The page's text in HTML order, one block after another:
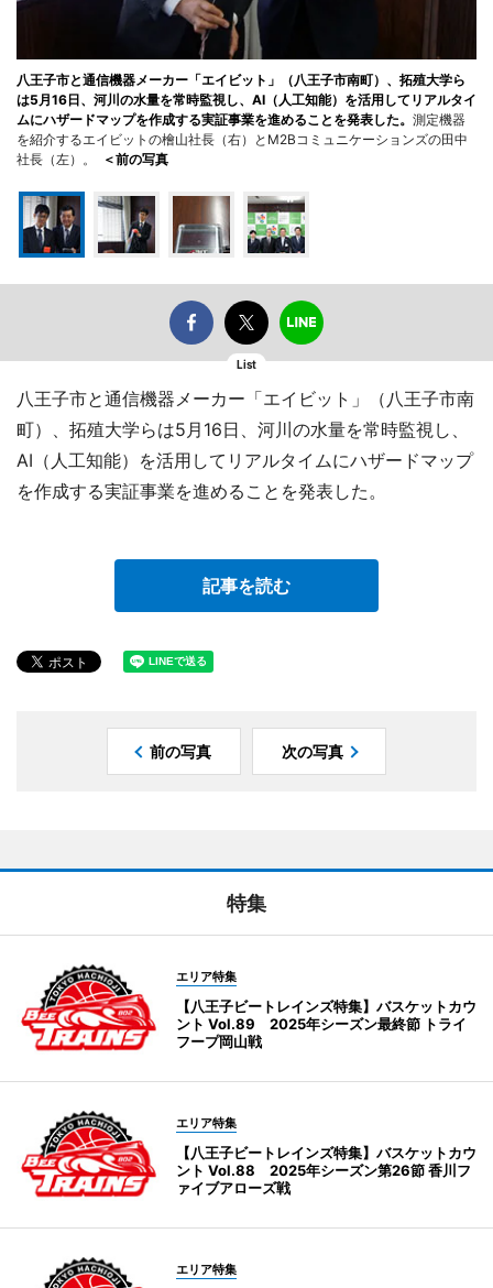
八王子市と通信機器メーカー「エイビット」（八王子市南町）、拓殖大学ら
は5月16日、河川の水量を常時監視し、AI（人工知能）を活用してリアルタイ
ムにハザードマップを作成する実証事業を進めることを発表した。 測定機器
を紹介するエイビットの檜山社長（右）とM2Bコミュニケーションズの田中
社長（左）。
＜前の写真
List
八王子市と通信機器メーカー「エイビット」（八王子市南
町）、拓殖大学らは5月16日、河川の水量を常時監視し、
AI（人工知能）を活用してリアルタイムにハザードマップ
を作成する実証事業を進めることを発表した。
記事を読む
前の写真 次の写真
特集
エリア特集
【八王子ビートレインズ特集】バスケットカウ
ント Vol.89 2025年シーズン最終節 トライ
フープ岡山戦
エリア特集
【八王子ビートレインズ特集】バスケットカウ
ント Vol.88 2025年シーズン第26節 香川フ
ァイブアローズ戦
エリア特集